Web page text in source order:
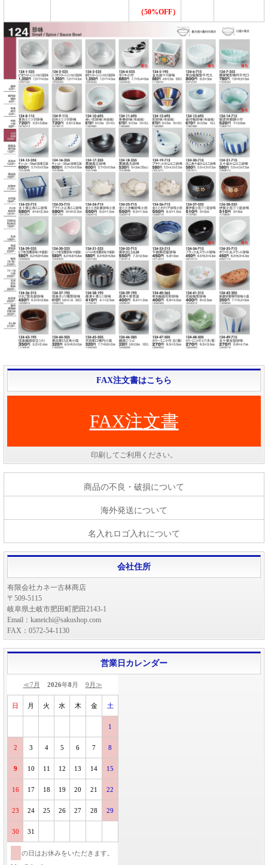
（50%OFF）
FAX注文書はこちら
FAX注文書
印刷してご利用ください。
商品の不良・破損について
海外発送について
名入れロゴ入れについて
会社住所
有限会社カネ一古林商店
〒509-5115
岐阜県土岐市肥田町肥田2143-1
Email：kaneichi@sakushop.com
FAX：0572-54-1130
営業日カレンダー
≪7月 2026年8 月 9月≫
日 月 火 水 木 金 土
1
2 3 4 5 6 7 8
9 10 11 12 13 14 15
16 17 18 19 20 21 22
23 24 25 26 27 28 29
30 31
の日はお休みをいただきます。